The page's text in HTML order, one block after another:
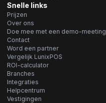
Snelle links
Prijzen
Over ons
Doe mee met een demo-meeting
Contact
Word een partner
Vergelijk LunixPOS
ROI-calculator
Branches
Integraties
Helpcentrum
Vestigingen